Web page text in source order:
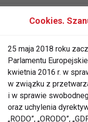
Cookies.
25 maja 2018 roku
Parlamentu
kwietnia 2016 r. w
w związku z
i w sprawie
oraz uchylenia
„RODO”, „ORODO”,